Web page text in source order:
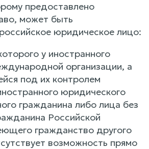
предоставлено
может быть
юридическое лицо:
у иностранного
организации, а
под их контролем
юридического
гражданина либо лица без
Российской
гражданство другого
возможность прямо